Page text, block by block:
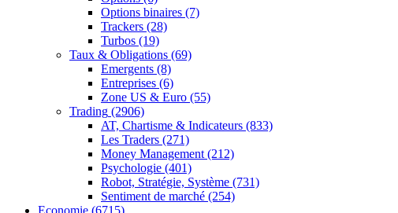
Options binaires (7)
Trackers (28)
Turbos (19)
Taux & Obligations (69)
Emergents (8)
Entreprises (6)
Zone US & Euro (55)
Trading (2906)
AT, Chartisme & Indicateurs (833)
Les Traders (271)
Money Management (212)
Psychologie (401)
Robot, Stratégie, Système (731)
Sentiment de marché (254)
Economie (6715)